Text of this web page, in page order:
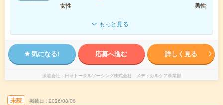
女性
男性
もっと見る
気になる! 応募へ進む 詳しく見る
派遣会社 日研トータルソーシング株式会社 メディカルケア事業部
未読 掲載日 2026/08/06